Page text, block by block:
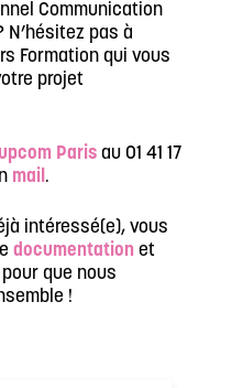
Communication
N’hésitez pas à
Formation qui vous
projet
Paris au 01 41 17
mail .
intéressé(e), vous
documentation et
pour que nous
!